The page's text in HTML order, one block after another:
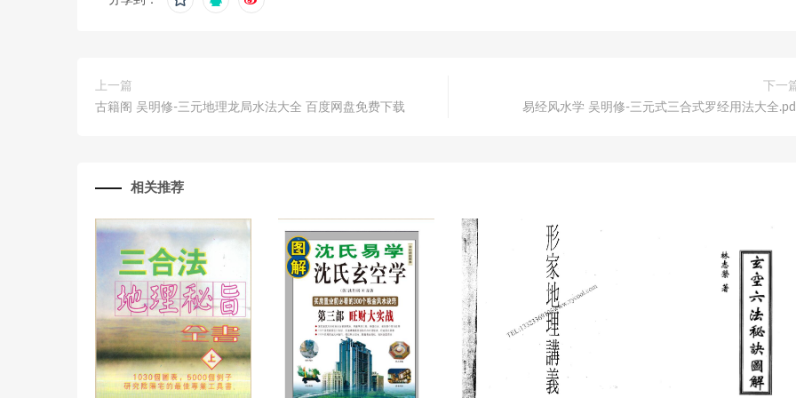
上一篇
古籍阁 吴明修-三元地理龙局水法大全 百度网盘免费下载
下一
易经风水学 吴明修-三元式三合式罗经用法大全
相关推荐